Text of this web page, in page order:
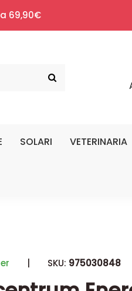
69,90€
SOLARI VETERINARIA
| SKU: 975030848